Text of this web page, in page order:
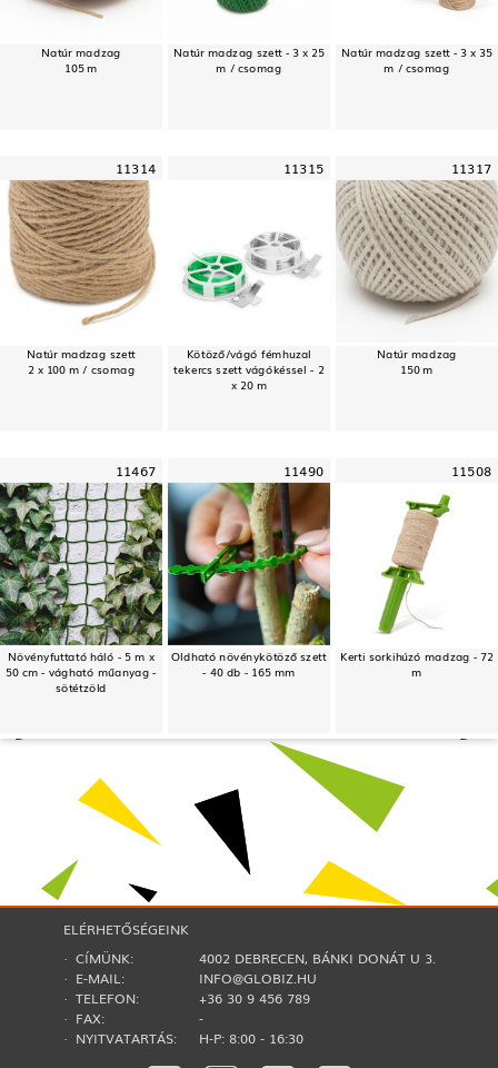
Natúr madzag
105 m
Natúr madzag szett - 3 x 25
m / csomag
Natúr madzag szett - 3 x 35
m / csomag
11314
Natúr madzag szett
2 x 100 m / csomag
11315
Kötöző/vágó fémhuzal
tekercs szett vágókéssel - 2
x 20 m
11317
Natúr madzag
150 m
11467
Növényfuttató háló - 5 m x
50 cm - vágható műanyag -
sötétzöld
11490
Oldható növénykötöző szett
- 40 db - 165 mm
11508
Kerti sorkihúzó madzag - 72
m
ELÉRHETŐSÉGEINK
· CÍMÜNK:
4002 DEBRECEN, BÁNKI DONÁT U 3.
· E-MAIL:
INFO@GLOBIZ.HU
· TELEFON:
+36 30 9 456 789
· FAX:
-
· NYITVATARTÁS:
H-P: 8:00 - 16:30